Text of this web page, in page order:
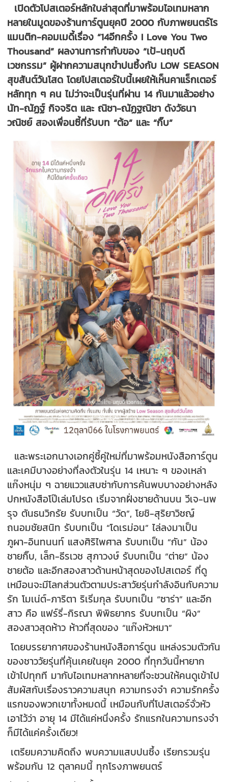
เปิดตัวโปสเตอร์หลักใบล่าสุดที่มาพร้อมไอเทมหลาก
หลายในมูดของร้านการ์ตูนยุคปี 2000 กับภาพยนตร์โร
แมนติก-คอมเมดี้เรื่อง “14อีกครั้ง I Love You Two
Thousand” ผลงานการกำกับของ “เป้-นฤบดี
เวชกรรม” ผู้ฝากความสนุกขำปนซึ้งกับ LOW SEASON
สุขสันต์วันโสด โดยโปสเตอร์ใบนี้เผยให้เห็นคาแร็กเตอร์
หลักทุก ๆ คน ไม่ว่าจะเป็นรุ่นที่ผ่าน 14 กันมาแล้วอย่าง
นัท-ณัฏฐ์ กิจจริต และ ณิชา-ณัฏฐณิชา ดังวัธนา
วณิชย์ สองเพื่อนซี้ที่รับบท “ต้อ” และ “กิ๊บ”
และพระเอกนางเอกคู่ซี้คู่ใหม่ที่มาพร้อมหนังสือการ์ตูน
และเคมีบางอย่างที่ลงตัวในรุ่น 14 เหนาะ ๆ ของเหล่า
แก๊งหนุ่ม ๆ ฉายแววแสบซ่ากับการค้นพบบางอย่างหลัง
ปกหนังสือโป๊เล่มโปรด เริ่มจากฝั่งชายด้านบน วีเจ-นพ
รุจ ตันธนวิกรัย รับบทเป็น “วัด”, โยชิ-สุริยาวิชญ์
ถนอมชัยสนิท รับบทเป็น “โดเรม่อน” ไล่ลงมาเป็น
ภูผา-อินทนนท์ แสงศิริไพศาล รับบทเป็น “กัน” น้อง
ชายกิ๊บ, เล็ก-ธีรเวช สุภาวงษ์ รับบทเป็น “ต่าย” น้อง
ชายต้อ และอีกสองสาวด้านหน้าสุดของโปสเตอร์ ที่ดู
เหมือนจะมีโลกส่วนตัวตามประสาวัยรุ่นกำลังอินกับความ
รัก โมเน่ต์-ภาริตา ริเริ่มกุล รับบทเป็น “ซาร่า” และอีก
สาว คือ แฟร์รี่-กิรณา พิพิธยากร รับบทเป็น “ผิง”
สองสาวสุดห้าว ห้าวที่สุดของ “แก๊งหัวหมา”
โดยบรรยากาศของร้านหนังสือการ์ตูน แหล่งรวมตัวกัน
ของชาววัยรุ่นที่คุ้นเคยในยุค 2000 ที่ทุกวันนี้หายาก
เข้าไปทุกที มากับไอเทมหลากหลายที่จะชวนให้คนดูเข้าไป
สัมผัสกับเรื่องราวความสนุก ความทรงจำ ความรักครั้ง
แรกของพวกเขาทั้งหมดนี้ เหมือนกับที่โปสเตอร์จั่วหัว
เอาไว้ว่า อายุ 14 มีได้แค่หนึ่งครั้ง รักแรกในความทรงจำ
ก็มีได้แค่ครั้งเดียว!
เตรียมความคิดถึง พบความแสบปนซึ้ง เรียกรวมรุ่น
พร้อมกัน 12 ตุลาคมนี้ ทุกโรงภาพยนตร์